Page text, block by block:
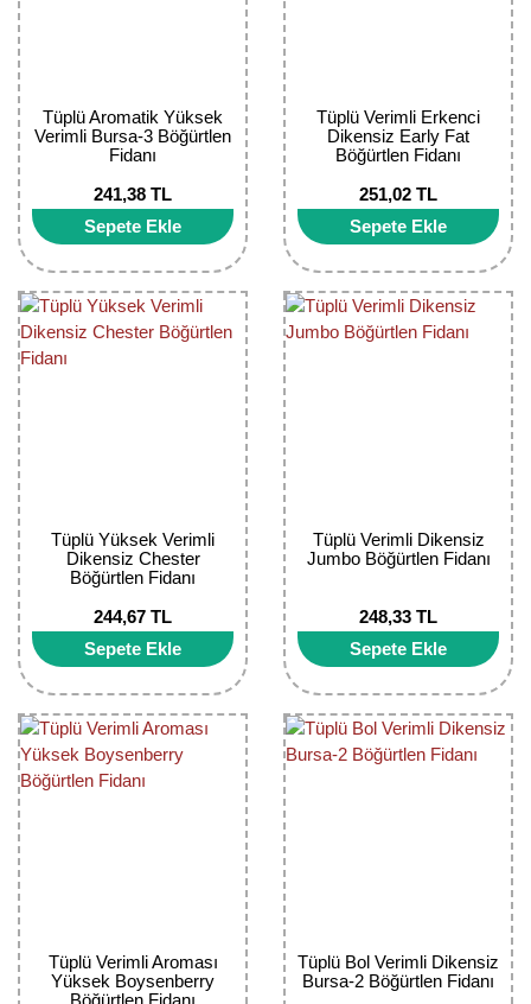
Tüplü Aromatik Yüksek
Verimli Bursa-3 Böğürtlen
Fidanı
241,38 TL
Sepete Ekle
Tüplü Verimli Erkenci
Dikensiz Early Fat
Böğürtlen Fidanı
251,02 TL
Sepete Ekle
Tüplü Yüksek Verimli
Dikensiz Chester
Böğürtlen Fidanı
244,67 TL
Sepete Ekle
Tüplü Verimli Dikensiz
Jumbo Böğürtlen Fidanı
248,33 TL
Sepete Ekle
Tüplü Verimli Aroması
Yüksek Boysenberry
Böğürtlen Fidanı
Tüplü Bol Verimli Dikensiz
Bursa-2 Böğürtlen Fidanı
Kapari Gebre Otu Fidanı
Kayısı Fidanı
Keçiboynuzu Fidanı
Kestane Fidanı
Kiraz Fidanı
Kuşburnu Fidanı
Liçi Fidanı
Longan Fidanı
Malta Eriği Fidanı
Mango Fidanı
Muz Fidanı